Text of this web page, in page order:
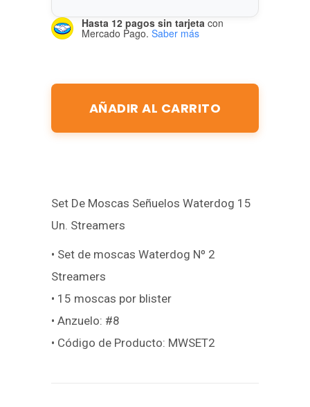
Hasta 12 pagos sin tarjeta con
Mercado Pago. Saber más
AÑADIR AL CARRITO
Set De Moscas Señuelos Waterdog 15
Un. Streamers
• Set de moscas Waterdog Nº 2
Streamers
• 15 moscas por blister
• Anzuelo: #8
• Código de Producto: MWSET2